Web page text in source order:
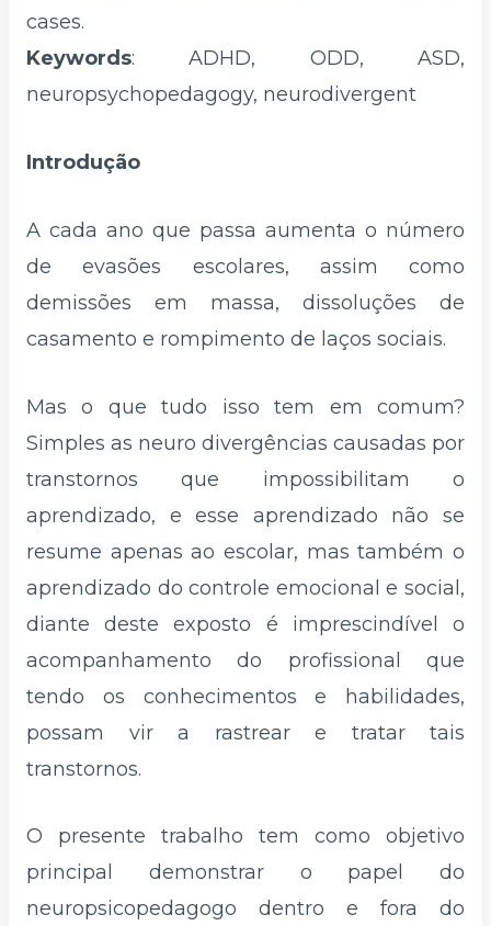
cases.
Keywords: ADHD, ODD, ASD,
neuropsychopedagogy, neurodivergent
Introdução
A cada ano que passa aumenta o número
de evasões escolares, assim como
demissões em massa, dissoluções de
casamento e rompimento de laços sociais.
Mas o que tudo isso tem em comum?
Simples as neuro divergências causadas por
transtornos que impossibilitam o
aprendizado, e esse aprendizado não se
resume apenas ao escolar, mas também o
aprendizado do controle emocional e social,
diante deste exposto é imprescindível o
acompanhamento do profissional que
tendo os conhecimentos e habilidades,
possam vir a rastrear e tratar tais
transtornos.
O presente trabalho tem como objetivo
principal demonstrar o papel do
neuropsicopedagogo dentro e fora do